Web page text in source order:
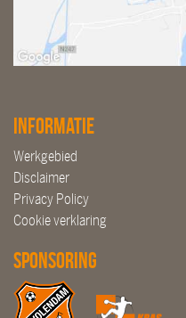
Informatie
Werkgebied
Disclaimer
Privacy Policy
Cookie verklaring
Sponsoring